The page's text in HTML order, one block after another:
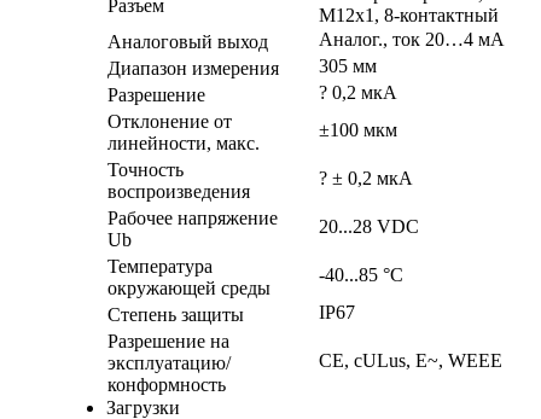
Разъем
M12x1, 8-контактный
Аналоговый выход
Аналог., ток 20…4 мA
Диапазон измерения
305 мм
Разрешение
? 0,2 мкА
Отклонение от
линейности, макс.
±100 мкм
Точность
воспроизведения
? ± 0,2 мкA
Рабочее напряжение
Ub
20...28 VDC
Температура
окружающей среды
-40...85 °C
Степень защиты
IP67
Разрешение на
эксплуатацию/
конформность
CE, cULus, E~, WEEE
Загрузки